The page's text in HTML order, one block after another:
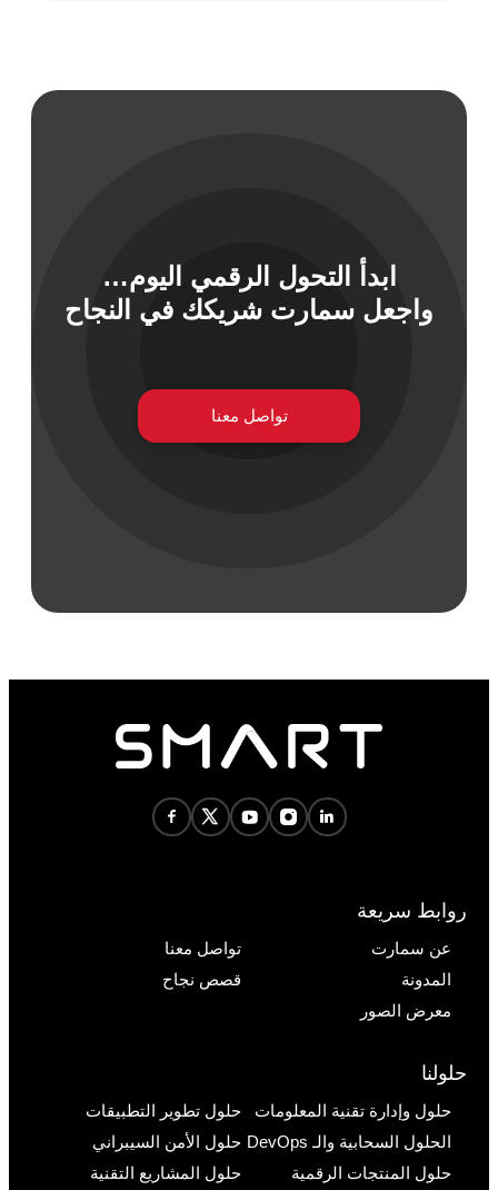
ابدأ التحول الرقمي اليوم…
واجعل سمارت شريكك في النجاح
تواصل معنا
روابط سريعة
عن سمارت
تواصل معنا
المدونة
قصص نجاح
معرض الصور
حلولنا
حلول وإدارة تقنية المعلومات
حلول تطوير التطبيقات
الحلول السحابية والـ DevOps
حلول الأمن السيبراني
حلول المنتجات الرقمية
حلول المشاريع التقنية